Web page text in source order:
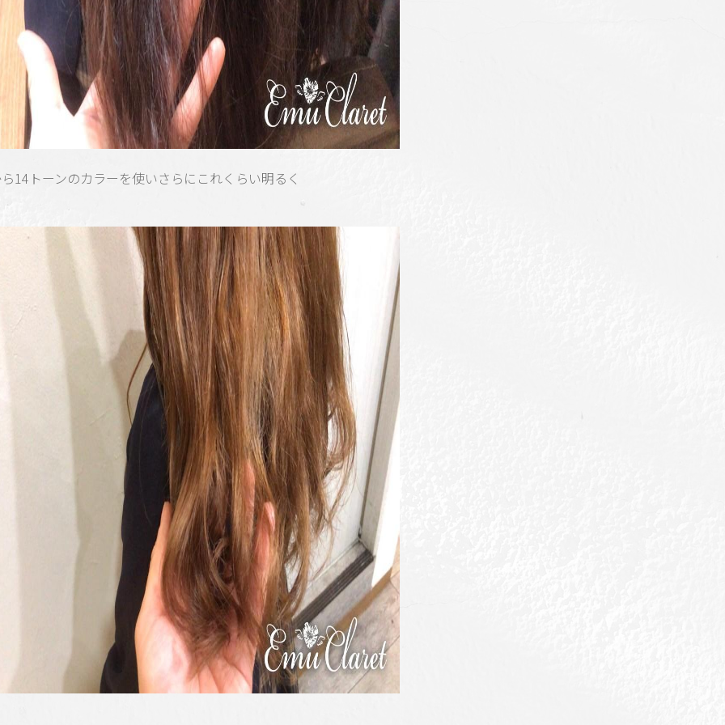
14トーンのカラーを使いさらにこれくらい明るく